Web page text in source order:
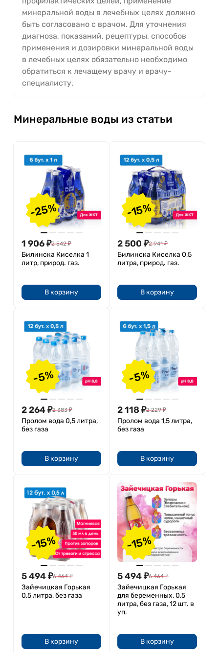
минеральной воды в лечебных целях должно
быть согласовано с врачом. Для уточнения
диагноза, показаний, рецептуры, способов
применения и дозировки минеральной воды
в лечебных целях обязательно необходимо
обратиться к лечащему врачу и врачу-
специалисту.
Минеральные воды из статьи
-25%
1 906₽2 542 ₽
Билинска Киселка 1
литр, природ. газ.
В корзину
-15%
2 500 ₽2 941 ₽
Билинска Киселка 0,5
литра, природ. газ.
В корзину
-5%
2 264₽2 383 ₽
Пролом вода 0,5 литра,
без газа
В корзину
-5%
2 118 ₽2 229 ₽
Пролом вода 1,5 литра,
без газа
В корзину
-15%
5 494₽6 464 ₽
Зайечицкая Горькая
0,5 литра, без газа
В корзину
-15%
5 494₽6 464 ₽
Зайечицкая Горькая
для беременных, 0,5
литра, без газа, 12 шт. в
уп.
В корзину